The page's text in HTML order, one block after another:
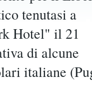
tenutasi a
Hotel" il 21
di alcune
italiane